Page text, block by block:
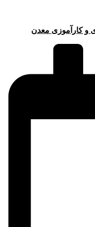
و کارآموزی معدن